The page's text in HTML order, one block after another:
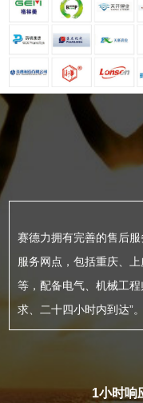
赛德力拥有完善的售后
服务网点，包括重庆、
等，配备电气、机械工
求、二十四小时内到达”。
1小时响